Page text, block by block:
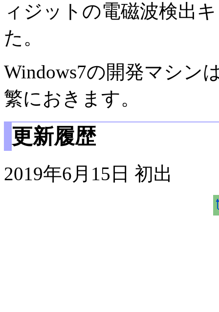
ィジットの電磁波検出
た。
Windows7の開発マシン
繁におきます。
更新履歴
2019年6月15日 初出